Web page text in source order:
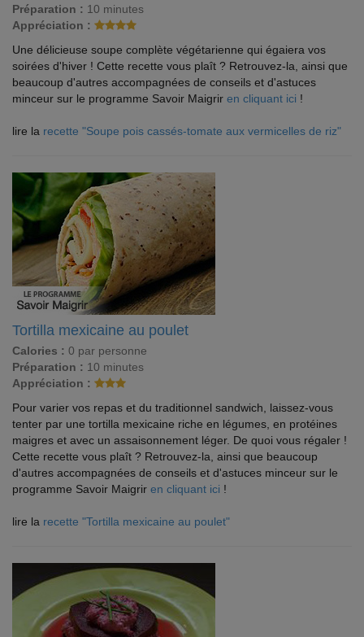
Préparation : 10 minutes
Appréciation :
Une délicieuse soupe complète végétarienne qui égaiera vos
soirées d'hiver ! Cette recette vous plaît ? Retrouvez-la, ainsi que
beaucoup d'autres accompagnées de conseils et d'astuces
minceur sur le programme Savoir Maigrir en cliquant ici !
lire la recette "Soupe pois cassés-tomate aux vermicelles de riz"
Tortilla mexicaine au poulet
Calories : 0 par personne
Préparation : 10 minutes
Appréciation :
Pour varier vos repas et du traditionnel sandwich, laissez-vous
tenter par une tortilla mexicaine riche en légumes, en protéines
maigres et avec un assaisonnement léger. De quoi vous régaler !
Cette recette vous plaît ? Retrouvez-la, ainsi que beaucoup
d'autres accompagnées de conseils et d'astuces minceur sur le
programme Savoir Maigrir en cliquant ici !
lire la recette "Tortilla mexicaine au poulet"